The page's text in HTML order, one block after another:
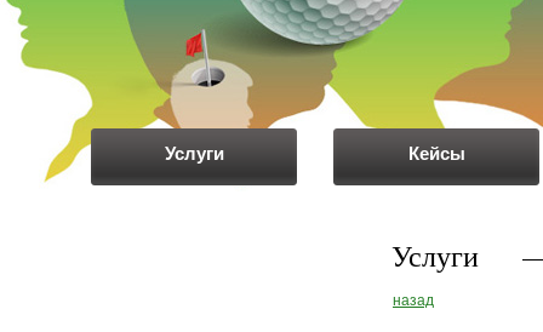
Услуги Кейсы
Услуги
назад